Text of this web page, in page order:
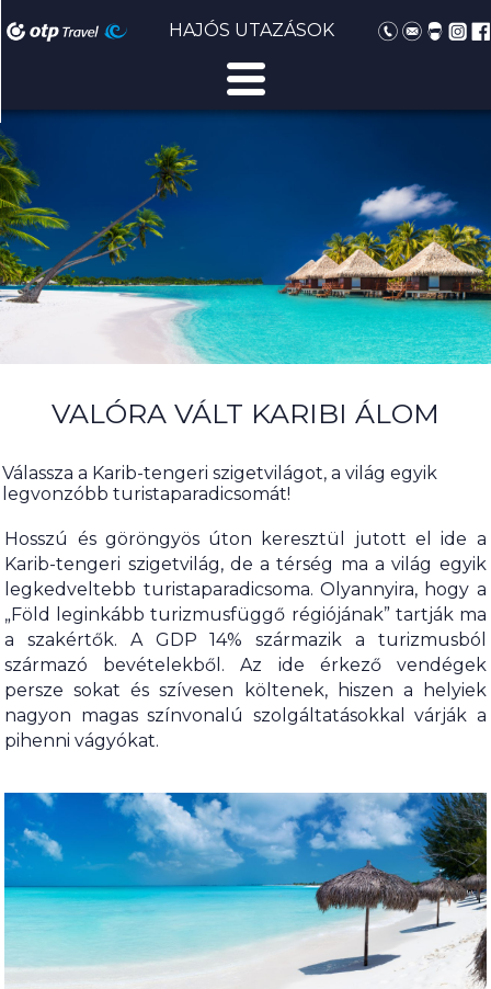
HAJÓS UTAZÁSOK
VALÓRA VÁLT KARIBI ÁLOM
Válassza a Karib-tengeri szigetvilágot, a világ egyik
legvonzóbb turistaparadicsomát!
Hosszú és göröngyös úton keresztül jutott el ide a
Karib-tengeri szigetvilág, de a térség ma a világ egyik
legkedveltebb turistaparadicsoma. Olyannyira, hogy a
„Föld leginkább turizmusfüggő régiójának” tartják ma
a szakértők. A GDP 14% származik a turizmusból
származó bevételekből. Az ide érkező vendégek
persze sokat és szívesen költenek, hiszen a helyiek
nagyon magas színvonalú szolgáltatásokkal várják a
pihenni vágyókat.